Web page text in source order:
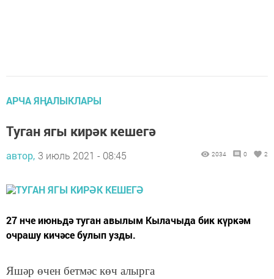
АРЧА ЯҢАЛЫКЛАРЫ
Туган ягы кирәк кешегә
автор, 3 июль 2021 - 08:45 2034 0 2
27 нче июньдә туган авылым Кылачыда бик күркәм
очрашу кичәсе булып узды.
Яшәр өчен бетмәс көч алырга